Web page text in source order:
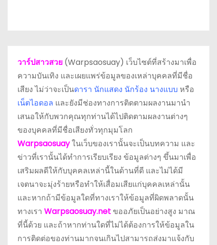
วาร์ปสาวสวย (Warpsaosuay) เว็บไซต์ที่สร้างมาเพื่อ
ความบันเทิง และเผยแพร่ข้อมูลของเหล่าบุคคลที่มีชื่อ
เสียง ไม่ว่าจะเป็นดารา นักแสดง นักร้อง นางแบบ หรือ
เน็ตไอดอล และยังมีช่องทางการติดตามผลงานมานำ
เสนอให้กับพวกคุณทุกท่านได้ไปติดตามผลงานต่างๆ
ของบุคคลที่มีชื่อเสียงทั่วทุกมุมโลก
Warpsaosuayในเว็บของเรานั้นจะเป็นบทความ และ
ข่าวที่เรานั้นได้ทำการเรียบเรียง ข้อมูลต่างๆ ขึ้นมาเพื่อ
เสริมผลดีให้กับบุคคลเหล่านี้ในด้านที่ดี และไม่ได้มี
เจตนาจะมุ่งร้ายหรือทำให้เสื่อมเสียแก่บุคคลเหล่านั้น
และหากถ้ามีข้อมูลใดที่ทางเราให้ข้อมูลที่ผิดพลาดนั้น
ทางเรา Warpsaosuay.netขออภัยเป็นอย่างสูง มาณ
ที่นี้ด้วย และถ้าหากท่านใดที่ไม่ได้ต้องการให้ข้อมูลใน
การติดต่อของท่านมากจนเกินไปสามารถส่งมาแจ้งกับ